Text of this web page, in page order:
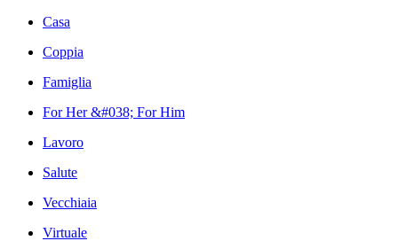
Casa
Coppia
Famiglia
For Her &#038; For Him
Lavoro
Salute
Vecchiaia
Virtuale